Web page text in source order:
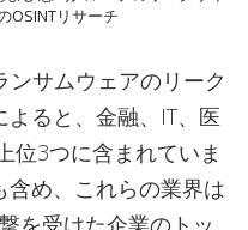
OSINTリサーチ
サムウェアのリーク
ると、金融、IT、医
位3つに含まれていま
含め、これらの業界は
を受けた企業のトッ